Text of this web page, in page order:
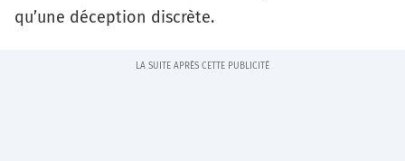
qu’une déception discrète.